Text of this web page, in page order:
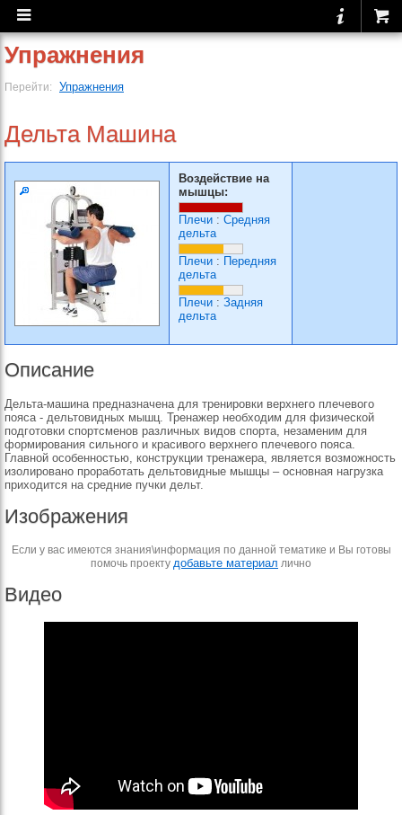
Упражнения
Перейти: Упражнения
Дельта Машина
Воздействие на
мышцы:
Плечи : Средняя
дельта
Плечи : Передняя
дельта
Плечи : Задняя
дельта
Описание
Дельта-машина предназначена для тренировки верхнего плечевого
пояса - дельтовидных мышц. Тренажер необходим для физической
подготовки спортсменов различных видов спорта, незаменим для
формирования сильного и красивого верхнего плечевого пояса.
Главной особенностью, конструкции тренажера, является возможность
изолировано проработать дельтовидные мышцы – основная нагрузка
приходится на средние пучки дельт.
Изображения
Если у вас имеются знания\информация по данной тематике и Вы готовы
помочь проекту добавьте материал лично
Видео